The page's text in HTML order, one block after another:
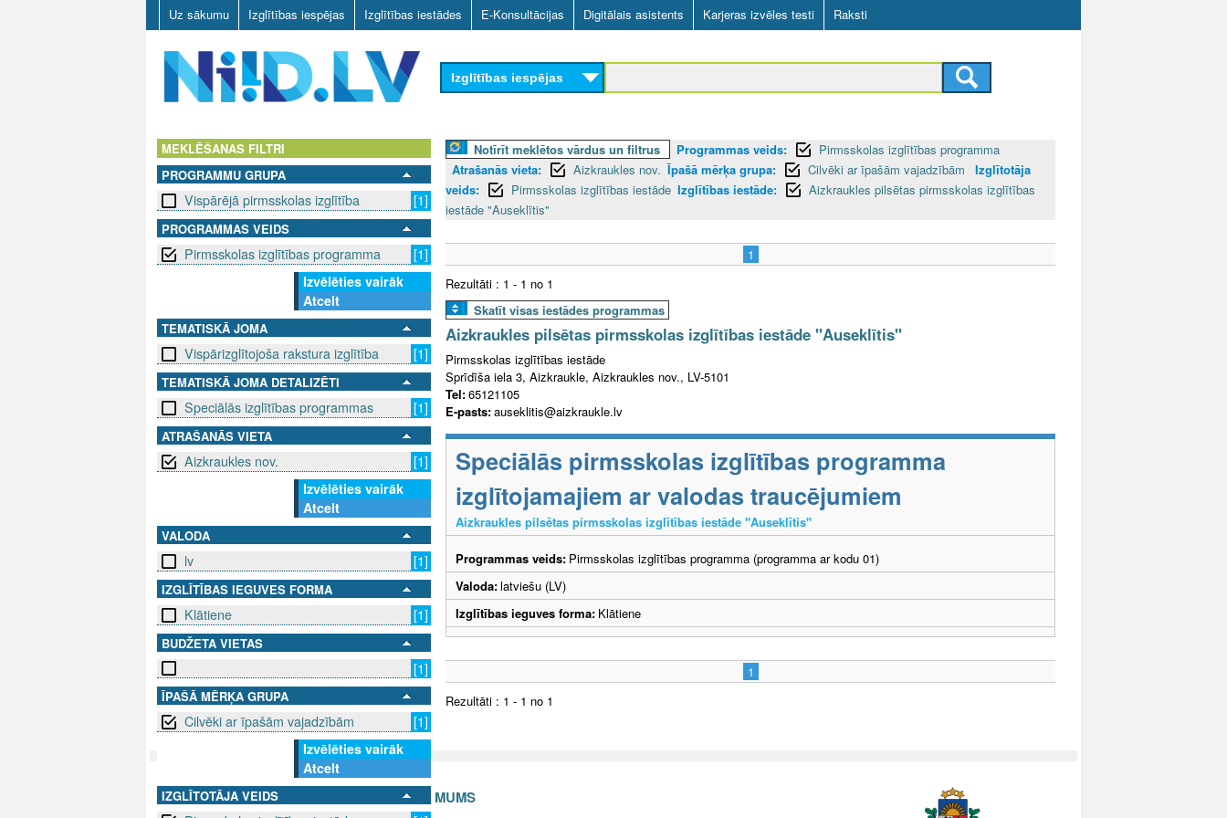
Skip
to
main
content
Uz sākumu Izglītības iespējas Izglītības iestādes E-Konsultācijas Digitālais asistents Karjeras izvēles testi Raksti
D
V
Izglītības iespējas
MEKLĒŠANAS FILTRI
PROGRAMMU GRUPA
Vispārējā pirmsskolas izglītība [1]
PROGRAMMAS VEIDS
Pirmsskolas izglītības programma
[1]
Izvēlēties vairāk
Atcelt
TEMATISKĀ JOMA
Vispārizglītojoša rakstura izglītība [1]
TEMATISKĀ JOMA DETALIZĒTI
Speciālās izglītības programmas [1]
ATRAŠANĀS VIETA
Aizkraukles nov.
[1]
Izvēlēties vairāk
Atcelt
VALODA
lv [1]
IZGLĪTĪBAS IEGUVES FORMA
Klātiene [1]
BUDŽETA VIETAS
[1]
ĪPAŠĀ MĒRĶA GRUPA
Cilvēki ar īpašām vajadzībām
[1]
Izvēlēties vairāk
Atcelt
IZGLĪTOTĀJA VEIDS
Notīrīt meklētos vārdus un filtrus Programmas veids:
Pirmsskolas izglītības programma
Atrašanās vieta:
Aizkraukles nov. Īpašā mērķa grupa: Cilvēki ar īpašām vajadzībām
Izglītotāja
veids:
Pirmsskolas izglītības iestāde Izglītības iestāde:
Aizkraukles pilsētas pirmsskolas izglītības
iestāde "Auseklītis"
1
Rezultāti : 1 - 1 no 1
Skatīt visas iestādes programmas
Aizkraukles pilsētas pirmsskolas izglītības iestāde "Auseklītis"
Pirmsskolas izglītības iestāde
Sprīdīša iela 3, Aizkraukle, Aizkraukles nov., LV-5101
Tel:65121105
E-pasts:auseklitis@aizkraukle.lv
Speciālās pirmsskolas izglītības programma
izglītojamajiem ar valodas traucējumiem
Aizkraukles pilsētas pirmsskolas izglītības iestāde "Auseklītis"
Programmas veids: Pirmsskolas izglītības programma (programma ar kodu 01)
Valoda:latviešu (LV)
Izglītības ieguves forma: Klātiene
1
Rezultāti : 1 - 1 no 1
SEKO MUMS SAZINIES AR MUMS